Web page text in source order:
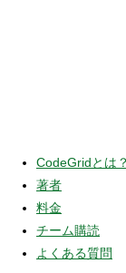
CodeGridとは？
著者
料金
チーム購読
よくある質問